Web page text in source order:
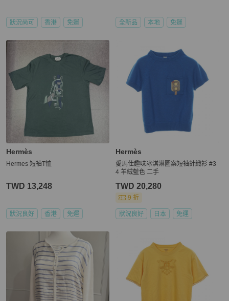
狀況尚可 香港 免運 全新品 本地 免運
Hermès
Hermes 短袖T恤
TWD 13,248
狀況良好 香港 免運
Hermès
愛馬仕趣味冰淇淋圖案短袖針織衫 #3
4 羊絨藍色 二手
TWD 20,280
9 折
狀況良好 日本 免運